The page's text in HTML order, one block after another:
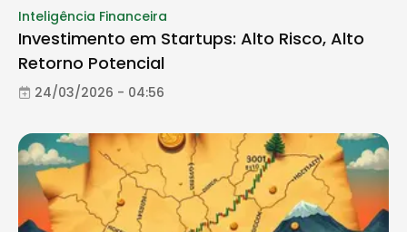
Inteligência Financeira
Investimento em Startups: Alto Risco, Alto
Retorno Potencial
24/03/2026 - 04:56